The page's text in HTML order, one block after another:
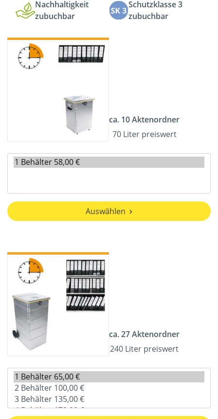
Nachhaltigkeit
zubuchbar
Schutzklasse 3
zubuchbar
ca. 10 Aktenordner
70 Liter preiswert
Auswählen
ca. 27 Aktenordner
240 Liter preiswert